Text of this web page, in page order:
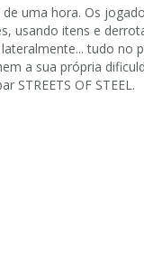
uma hora. Os
usando itens e
tudo
a sua própria
OF STEEL.